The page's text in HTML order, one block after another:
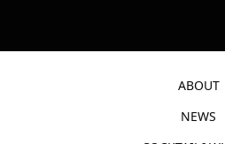
ABOUT
NEWS